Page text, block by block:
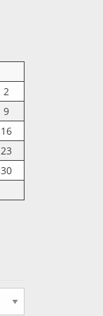
2
9
16
23
30